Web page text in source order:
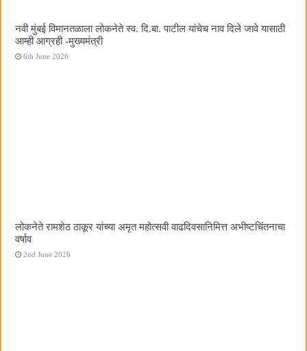
नवी मुंबई विमानतळाला लोकनेते स्व. दि.बा. पाटील यांचेच नाव दिले जावे यासाठी
आम्ही आग्रही -मुख्यमंत्री
6th June 2026
लोकनेते रामशेठ ठाकूर यांच्या अमृत महोत्सवी वाढदिवसानिमित्त अभीष्टचिंतनाचा
वर्षाव
2nd June 2026